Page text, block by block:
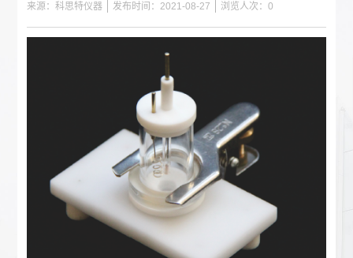
来源：科思特仪器 发布时间：2021-08-27 浏览人次：0